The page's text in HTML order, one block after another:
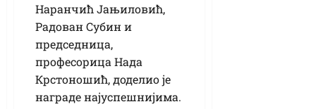
Наранчић Јањиловић,
Радован Субин и
председница,
професорица Нада
Крстоношић, доделио је
награде најуспешнијима.